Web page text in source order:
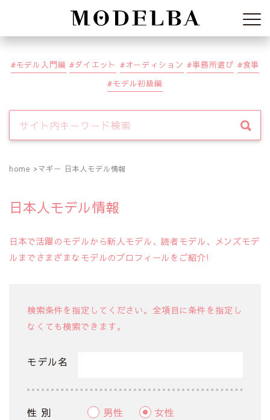
Modelba
モデル入門編 ダイエット オーディション 事務所選び
食事
モデル初級編
home マギー 日本人モデル情報
日本人モデル情報
日本で活躍のモデルから新人モデル、読者モデル、メンズモデ
ルまでさまざまなモデルのプロフィールをご紹介!
検索条件を指定してください。全項目に条件を指定し
なくても検索できます。
モデル名
性 別 男性 女性